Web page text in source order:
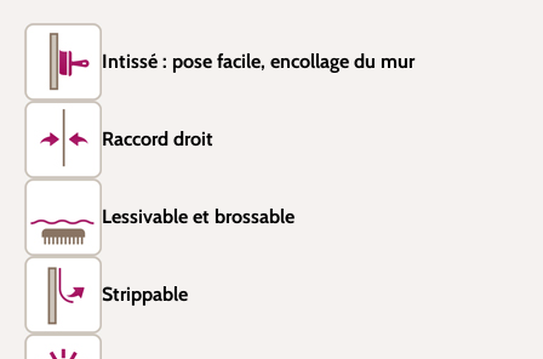
Intissé : pose facile, encollage du mur
Raccord droit
Lessivable et brossable
Strippable